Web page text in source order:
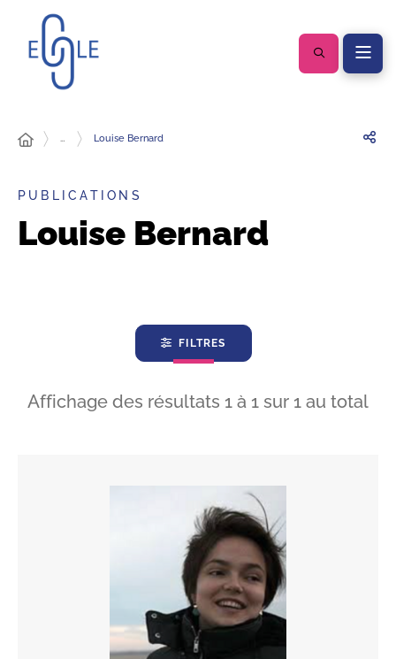
… Louise Bernard
PUBLICATIONS
Louise Bernard
FILTRES
Affichage des résultats 1 à 1 sur 1 au total